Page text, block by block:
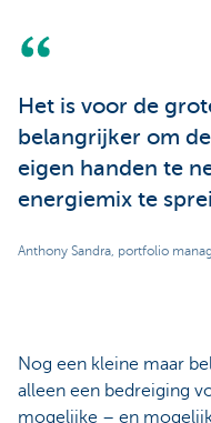
Het is voor de
belangrijker om
eigen handen te
energiemix te
Anthony Sandra, portfolio
Nog een kleine maar
alleen een bedreiging
mogelijke – en